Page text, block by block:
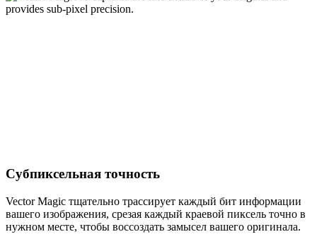
Субпиксельная точность
Vector Magic тщательно трассирует каждый бит информации
вашего изображения, срезая каждый краевой пиксель точно в
нужном месте, чтобы воссоздать замысел вашего оригинала.